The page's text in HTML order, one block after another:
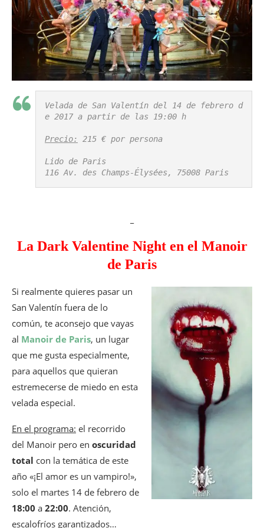
Velada de San Valentín del 14 de febrero d
e 2017 a partir de las 19:00 h
Precio: 215 € por persona
Lido de Paris
116 Av. des Champs-Élysées, 75008 Paris
La Dark Valentine Night en el Manoir
de Paris
Si realmente quieres pasar un
San Valentín fuera de lo
común, te aconsejo que vayas
al Manoir de Paris, un lugar
que me gusta especialmente,
para aquellos que quieran
estremecerse de miedo en esta
velada especial.
En el programa: el recorrido
del Manoir pero en oscuridad
total con la temática de este
año «¡El amor es un vampiro!»,
solo el martes 14 de febrero de
18:00 a 22:00. Atención,
escalofríos garantizados…